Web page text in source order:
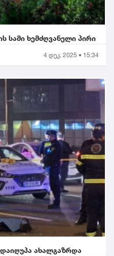
სამი ხემძღვანელი პირი
4 დეკ. 2025 • 15:34
ახალგაზრდა